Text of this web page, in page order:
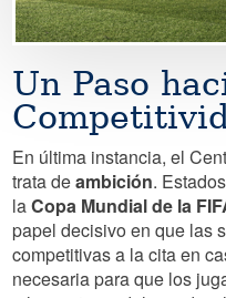
Un Paso
En última instancia, el
trata deambición.
laCopa Mundial de la
papel decisivo en que las
competitivas a la cita en
necesaria para que los